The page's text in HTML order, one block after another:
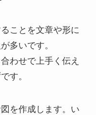
ことを文章や形に
多いです。
わせで上手く伝え
す。
を作成します。い